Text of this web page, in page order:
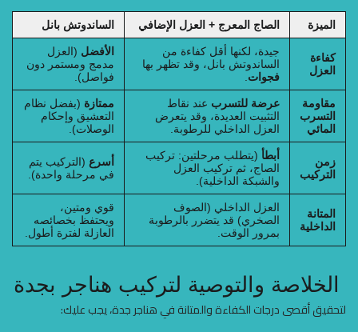
الميزة الصاج المعرج + العزل الإضافي الساندوتش بانل
كفاءة
العزل
جيدة، لكنها أقل كفاءة من
الساندوتش بانل، وقد تظهر بها
فجوات .
الأفضل(العزل
مدمج ومستمر دون
فواصل).
مقاومة
التسرب
المائي
عرضة للتسرب عند نقاط
التثبيت العديدة، وقد يتعرض
العزل الداخلي للرطوبة.
ممتازة(بفضل نظام
التعشيق وإحكام
الوصلات).
زمن
التركيب
أبطأ(يتطلب مرحلتين: تركيب
الصاج، ثم تركيب العزل
والشبكة الداخلية).
أسرع(التركيب يتم
في مرحلة واحدة).
المتانة
الداخلية
العزل الداخلي (الصوف
الصخري) قد يتضرر بالرطوبة
بمرور الوقت.
قوي ومتين،
ويحتفظ بخصائصه
العازلة لفترة أطول.
الخلاصة والتوصية لتركيب هناجر بجدة
لتحقيق أقصى درجات الكفاءة والمتانة في هناجر جدة، يجب عليك: